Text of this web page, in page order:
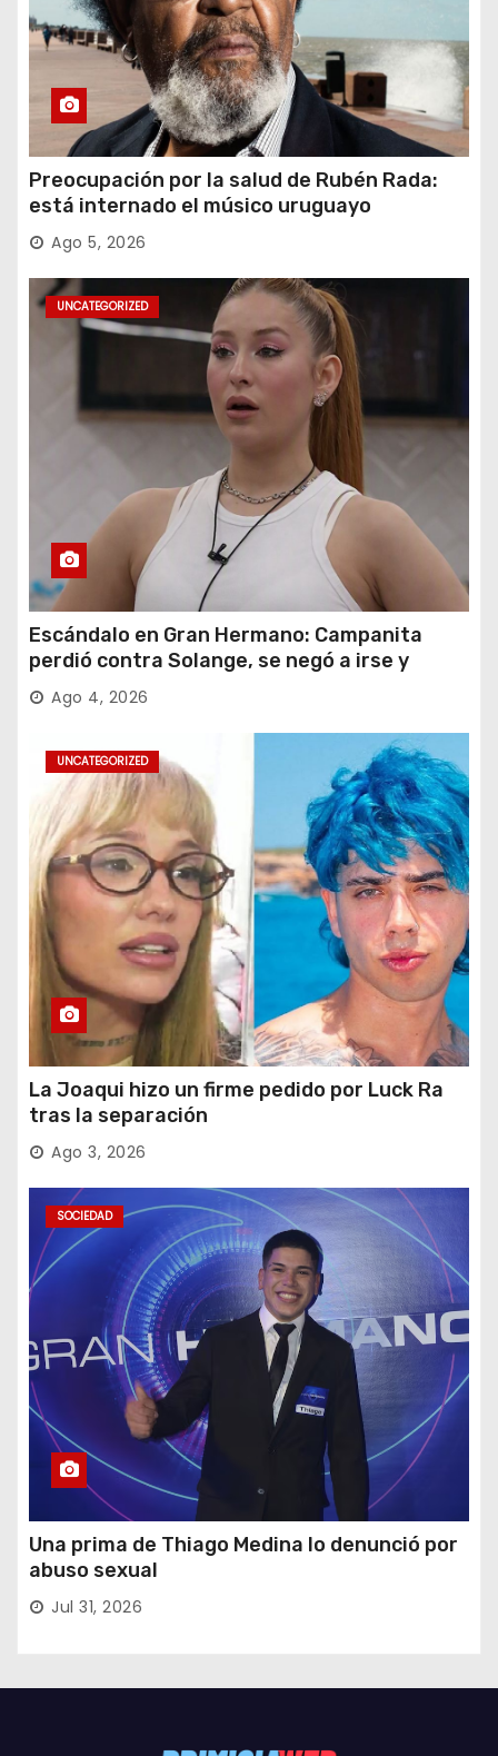
Preocupación por la salud de Rubén Rada:
está internado el músico uruguayo
Ago 5, 2026
UNCATEGORIZED
Escándalo en Gran Hermano: Campanita
perdió contra Solange, se negó a irse y
desafió al Big
Ago 4, 2026
UNCATEGORIZED
La Joaqui hizo un firme pedido por Luck Ra
tras la separación
Ago 3, 2026
SOCIEDAD
Una prima de Thiago Medina lo denunció por
abuso sexual
Jul 31, 2026